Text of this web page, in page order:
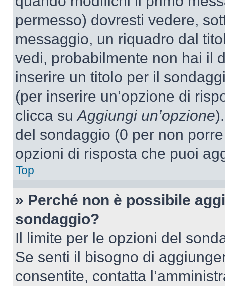
permesso) dovresti vedere,
messaggio, un riquadro dal
vedi, probabilmente non hai il
inserire un titolo per il
(per inserire un’opzione di
clicca suAggiungi un’opzione
del sondaggio (0 per non
opzioni di risposta che puoi
Top
» Perché non è possibile
sondaggio?
Il limite per le opzioni del
Se senti il bisogno di
consentite, contatta